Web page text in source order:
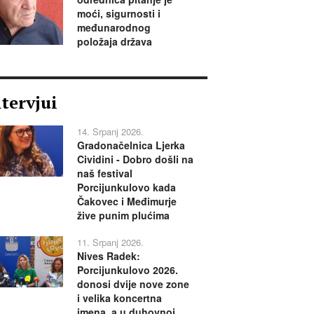
moći, sigurnosti i
međunarodnog
položaja država
14. Srpanj 2026.
Gradonačelnica Ljerka
Cividini - Dobro došli na
naš festival
Porcijunkulovo kada
Čakovec i Međimurje
žive punim plućima
11. Srpanj 2026.
Nives Radek:
Porcijunkulovo 2026.
donosi dvije nove zone
i velika koncertna